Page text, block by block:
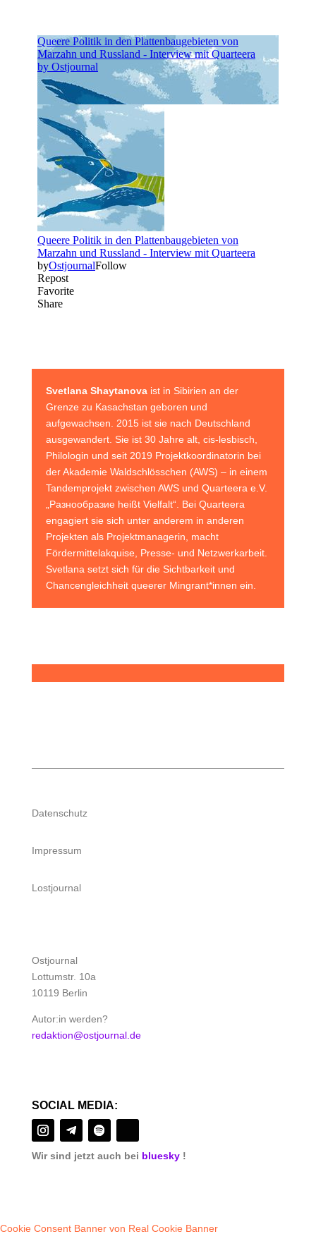
Svetlana Shaytanovaist in Sibirien an der
Grenze zu Kasachstan geboren und
aufgewachsen. 2015 ist sie nach Deutschland
ausgewandert. Sie ist 30 Jahre alt, cis-lesbisch,
Philologin und seit 2019 Projektkoordinatorin bei
der Akademie Waldschlösschen (AWS) – in einem
Tandemprojekt zwischen AWS und Quarteera e.V.
„Разнообразие heißt Vielfalt“. Bei Quarteera
engagiert sie sich unter anderem in anderen
Projekten als Projektmanagerin, macht
Fördermittelakquise, Presse- und Netzwerkarbeit.
Svetlana setzt sich für die Sichtbarkeit und
Chancengleichheit queerer Mingrant*innen ein.
Datenschutz
Impressum
Lostjournal
Ostjournal
Lottumstr. 10a
10119 Berlin
Autor:in werden?
redaktion@ostjournal.de
SOCIAL MEDIA:
Wir sind jetzt auch bei bluesky !
Cookie Consent Banner von Real Cookie Banner